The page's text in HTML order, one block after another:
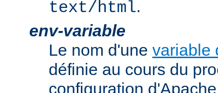
text/html.
env-variable
Le nom d'une variable
définie au cours du
configuration